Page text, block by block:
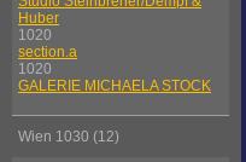
Huber
1020
section.a
1020
GALERIE MICHAELA STOCK
Wien 1030 (12)